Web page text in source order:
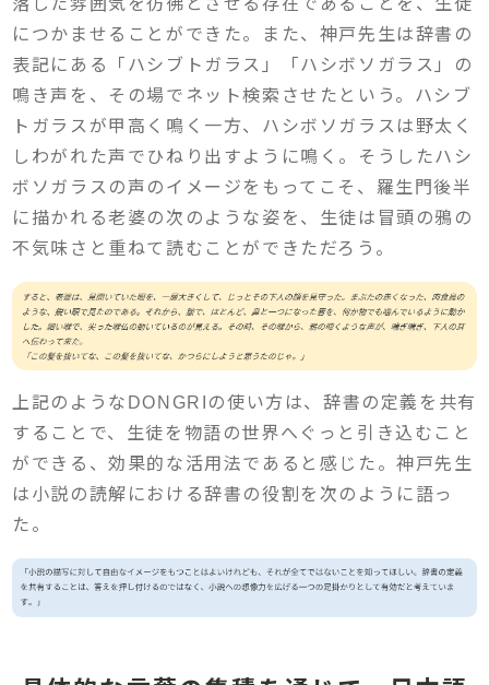
落した雰囲気を彷彿とさせる存在であることを、生徒
につかませることができた。また、神戸先生は辞書の
表記にある「ハシブトガラス」「ハシボソガラス」の
鳴き声を、その場でネット検索させたという。ハシブ
トガラスが甲高く鳴く一方、ハシボソガラスは野太く
しわがれた声でひねり出すように鳴く。そうしたハシ
ボソガラスの声のイメージをもってこそ、羅生門後半
に描かれる老婆の次のような姿を、生徒は冒頭の鴉の
不気味さと重ねて読むことができただろう。
上記のようなDONGRIの使い方は、辞書の定義を共有
することで、生徒を物語の世界へぐっと引き込むこと
ができる、効果的な活用法であると感じた。神戸先生
は小説の読解における辞書の役割を次のように語っ
た。